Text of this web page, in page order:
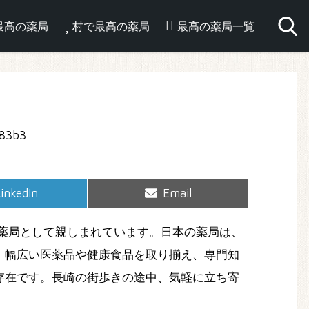
高の薬局 村で最高の薬局 最高の薬局一覧
Share
Email
として親しまれています。日本の薬局は、
広い医薬品や健康食品を取り揃え、専門知
です。長崎の街歩きの途中、気軽に立ち寄